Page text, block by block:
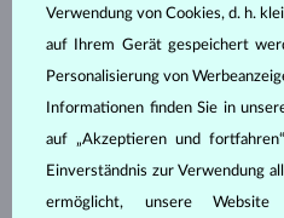
Verwendung von Cookies, d. h.
auf Ihrem Gerät gespeichert
Personalisierung von
Informationen finden Sie in
auf „Akzeptieren und
Einverständnis zur Verwendung
ermöglicht, unsere